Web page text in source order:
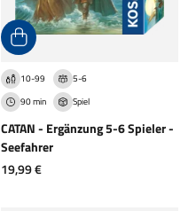
10-99
5-6
90 min
Spiel
CATAN - Ergänzung 5-6 Spieler -
Seefahrer
Angebot
19,99 €